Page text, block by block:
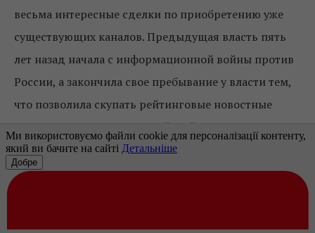
весьма интересные сделки по приобретению уже
существующих каналов. Предыдущая власть пять
лет назад начала с информационной войны против
России, а закончила свое пребывание у власти тем,
что позволила скупать рейтинговые новостные
каналы сторонникам российской идеологии. 14
июня стало известноо том, что народный депутат
ОПЗЖ и многолетний партнер Виктора